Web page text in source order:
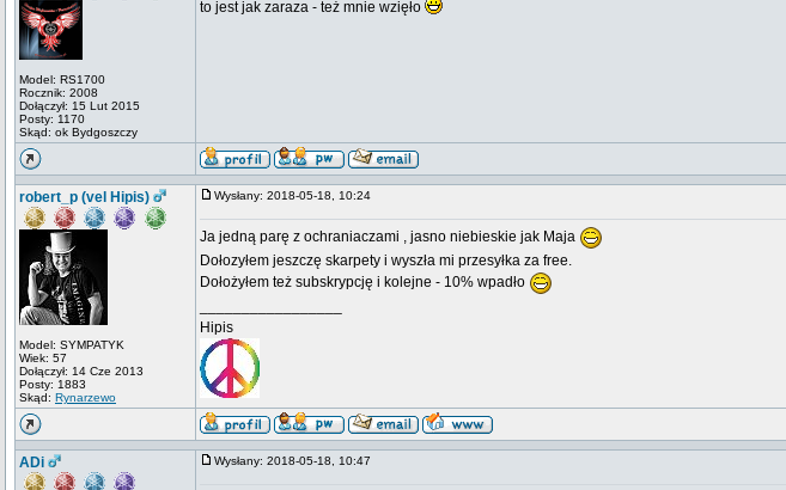
Model: RS1700
Rocznik: 2008
Dołączył: 15 Lut 2015
Posty: 1170
Skąd: ok Bydgoszczy
to jest jak zaraza - też mnie wzięło
robert_p (vel Hipis)
Model: SYMPATYK
Wiek: 57
Dołączył: 14 Cze 2013
Posty: 1883
Skąd: Rynarzewo
Wysłany: 2018-05-18, 10:24
Ja jedną parę z ochraniaczami , jasno niebieskie jak Maja
Dołozyłem jeszczę skarpety i wyszła mi przesyłka za free.
Dołożyłem też subskrypcję i kolejne - 10% wpadło
Hipis
ADi Wysłany: 2018-05-18, 10:47